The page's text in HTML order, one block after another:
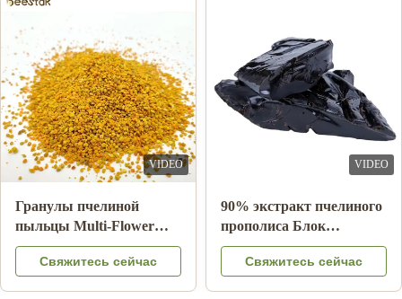
VIDEO
Гранулы пчелиной
пыльцы Multi-Flower
Raw 25 кг Картон
Пищевая добавка
Свяжитесь сейчас
VIDEO
90% экстракт пчелиного
прополиса Блок
Пчелиные продукты для
медицинского
Свяжитесь сейчас